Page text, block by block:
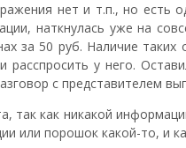
нет и т.п., но есть
наткнулась уже на
за 50 руб. Наличие
расспросить у него.
с представителем
так как никакой
или порошок какой-то, и